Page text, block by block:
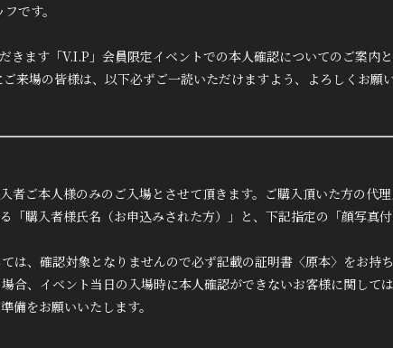
です。
きます「V.I.P」会員限定イベントでの本人確認についてのご案内と
ご来場の皆様は、以下必ずご一読いただけますよう、よろしくお願
者ご本人様のみのご入場とさせて頂きます。ご購入頂いた方の代
「購入者様氏名（お申込みされた方）」と、下記指定の「顔写真
は、確認対象となりませんので必ず記載の証明書〈原本〉をお持ち
合、イベント当日の入場時に本人確認ができないお客様に関して
備をお願いいたします。